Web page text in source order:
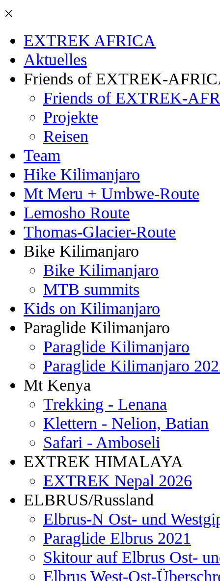
×
EXTREK AFRICA
Aktuelles
Friends of EXTREK-
Friends of EXTREK-
Projekte
Reisen
Team
Hike Kilimanjaro
Mt Meru + Umbwe-Route
Lemosho Route
Thomas-Glacier-Route
Bike Kilimanjaro
Bike Kilimanjaro
MTB summits
Kids on Kilimanjaro
Paraglide Kilimanjaro
Paraglide Kilimanjaro
Paraglide Kilimanjaro
Mt Kenya
Trekking - Lenana
Klettern - Nelion, Batian
Safari - Amboseli
EXTREK HIMALAYA
EXTREK Nepal 2026
ELBRUS/Russland
Elbrus-N Ost- und
Paraglide Elbrus 2021
Skitour auf Elbrus Ost-
Elbrus West-Ost-